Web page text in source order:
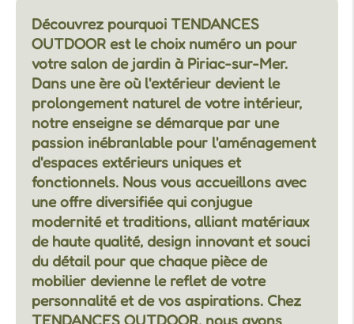
Découvrez pourquoi TENDANCES
OUTDOOR est le choix numéro un pour
votre salon de jardin à Piriac-sur-Mer.
Dans une ère où l'extérieur devient le
prolongement naturel de votre intérieur,
notre enseigne se démarque par une
passion inébranlable pour l'aménagement
d'espaces extérieurs uniques et
fonctionnels. Nous vous accueillons avec
une offre diversifiée qui conjugue
modernité et traditions, alliant matériaux
de haute qualité, design innovant et souci
du détail pour que chaque pièce de
mobilier devienne le reflet de votre
personnalité et de vos aspirations. Chez
TENDANCES OUTDOOR, nous avons